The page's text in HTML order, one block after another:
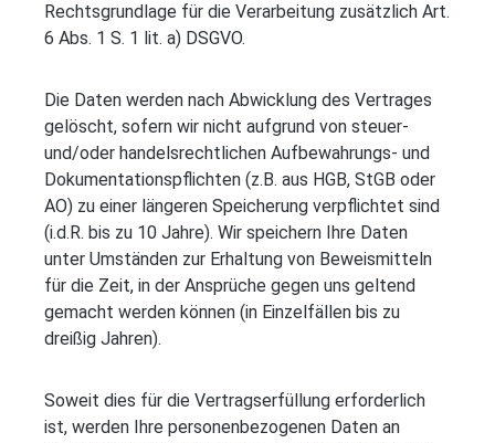
Rechtsgrundlage für die Verarbeitung zusätzlich Art.
6 Abs. 1 S. 1 lit. a) DSGVO.
Die Daten werden nach Abwicklung des Vertrages
gelöscht, sofern wir nicht aufgrund von steuer-
und/oder handelsrechtlichen Aufbewahrungs- und
Dokumentationspflichten (z.B. aus HGB, StGB oder
AO) zu einer längeren Speicherung verpflichtet sind
(i.d.R. bis zu 10 Jahre). Wir speichern Ihre Daten
unter Umständen zur Erhaltung von Beweismitteln
für die Zeit, in der Ansprüche gegen uns geltend
gemacht werden können (in Einzelfällen bis zu
dreißig Jahren).
Soweit dies für die Vertragserfüllung erforderlich
ist, werden Ihre personenbezogenen Daten an